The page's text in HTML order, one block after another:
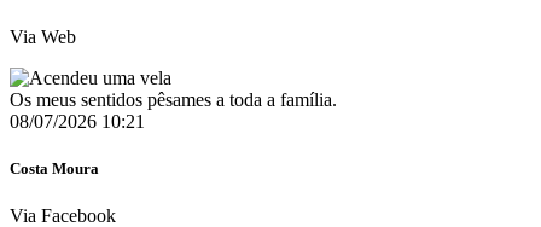
Via Web
Os meus sentidos pêsames a toda a família.
08/07/2026 10:21
Costa Moura
Via Facebook